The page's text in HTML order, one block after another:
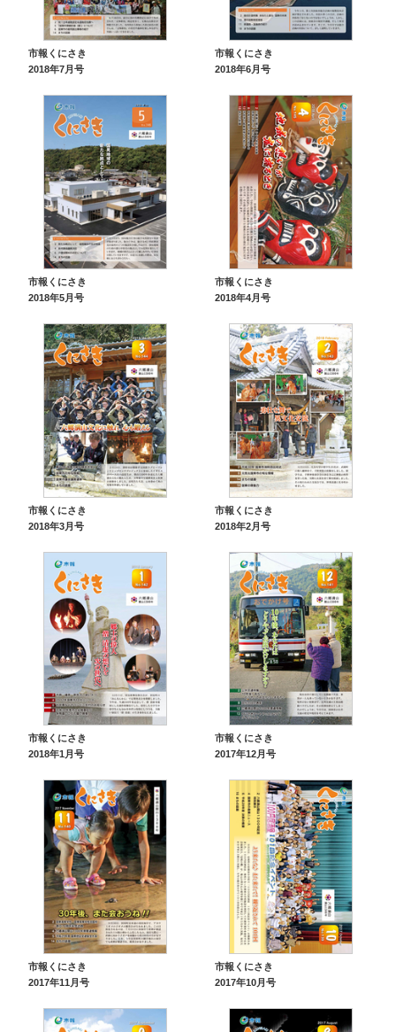
市報くにさき
2018年7月号
市報くにさき
2018年6月号
市報くにさき
2018年5月号
市報くにさき
2018年4月号
市報くにさき
2018年3月号
市報くにさき
2018年2月号
市報くにさき
2018年1月号
市報くにさき
2017年12月号
市報くにさき
2017年11月号
市報くにさき
2017年10月号